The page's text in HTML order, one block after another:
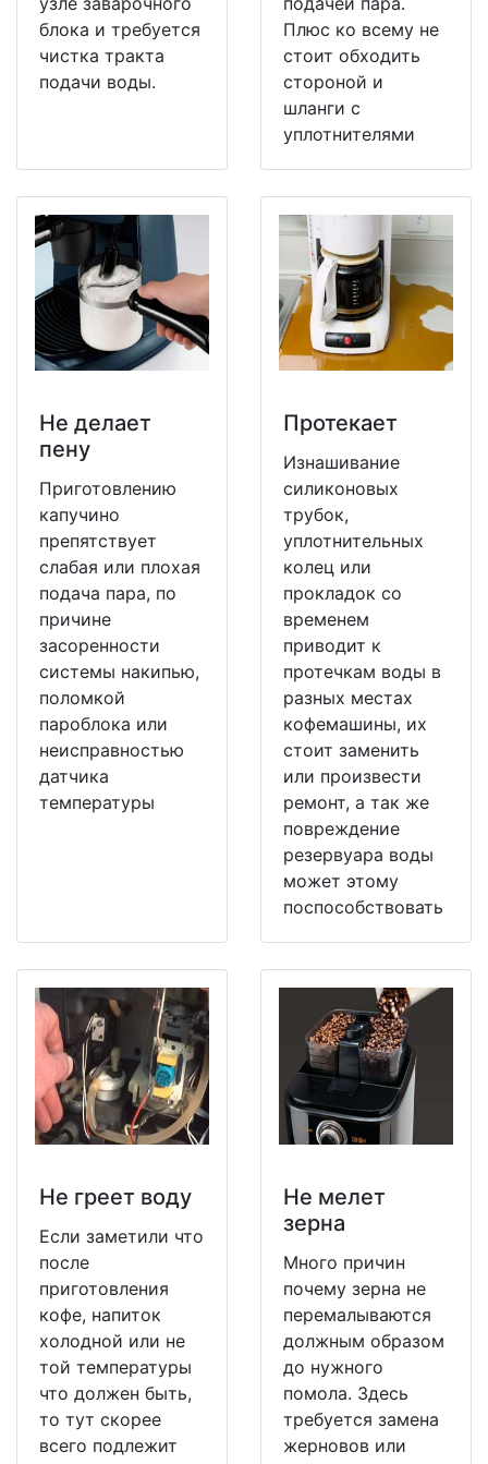
блока и требуется
чистка тракта
подачи воды.
Плюс ко всему не
стоит обходить
стороной и
шланги с
уплотнителями
Не делает
пену
Приготовлению
капучино
препятствует
слабая или плохая
подача пара, по
причине
засоренности
системы накипью,
поломкой
пароблока или
неисправностью
датчика
температуры
Протекает
Изнашивание
силиконовых
трубок,
уплотнительных
колец или
прокладок со
временем
приводит к
протечкам воды в
разных местах
кофемашины, их
стоит заменить
или произвести
ремонт, а так же
повреждение
резервуара воды
может этому
поспособствовать
Не греет воду
Если заметили что
после
приготовления
кофе, напиток
холодной или не
той температуры
что должен быть,
то тут скорее
всего подлежит
Не мeлет
зерна
Много причин
почему зерна не
перемалываются
должным образом
до нужного
помола. Здесь
требуется замена
жерновов или